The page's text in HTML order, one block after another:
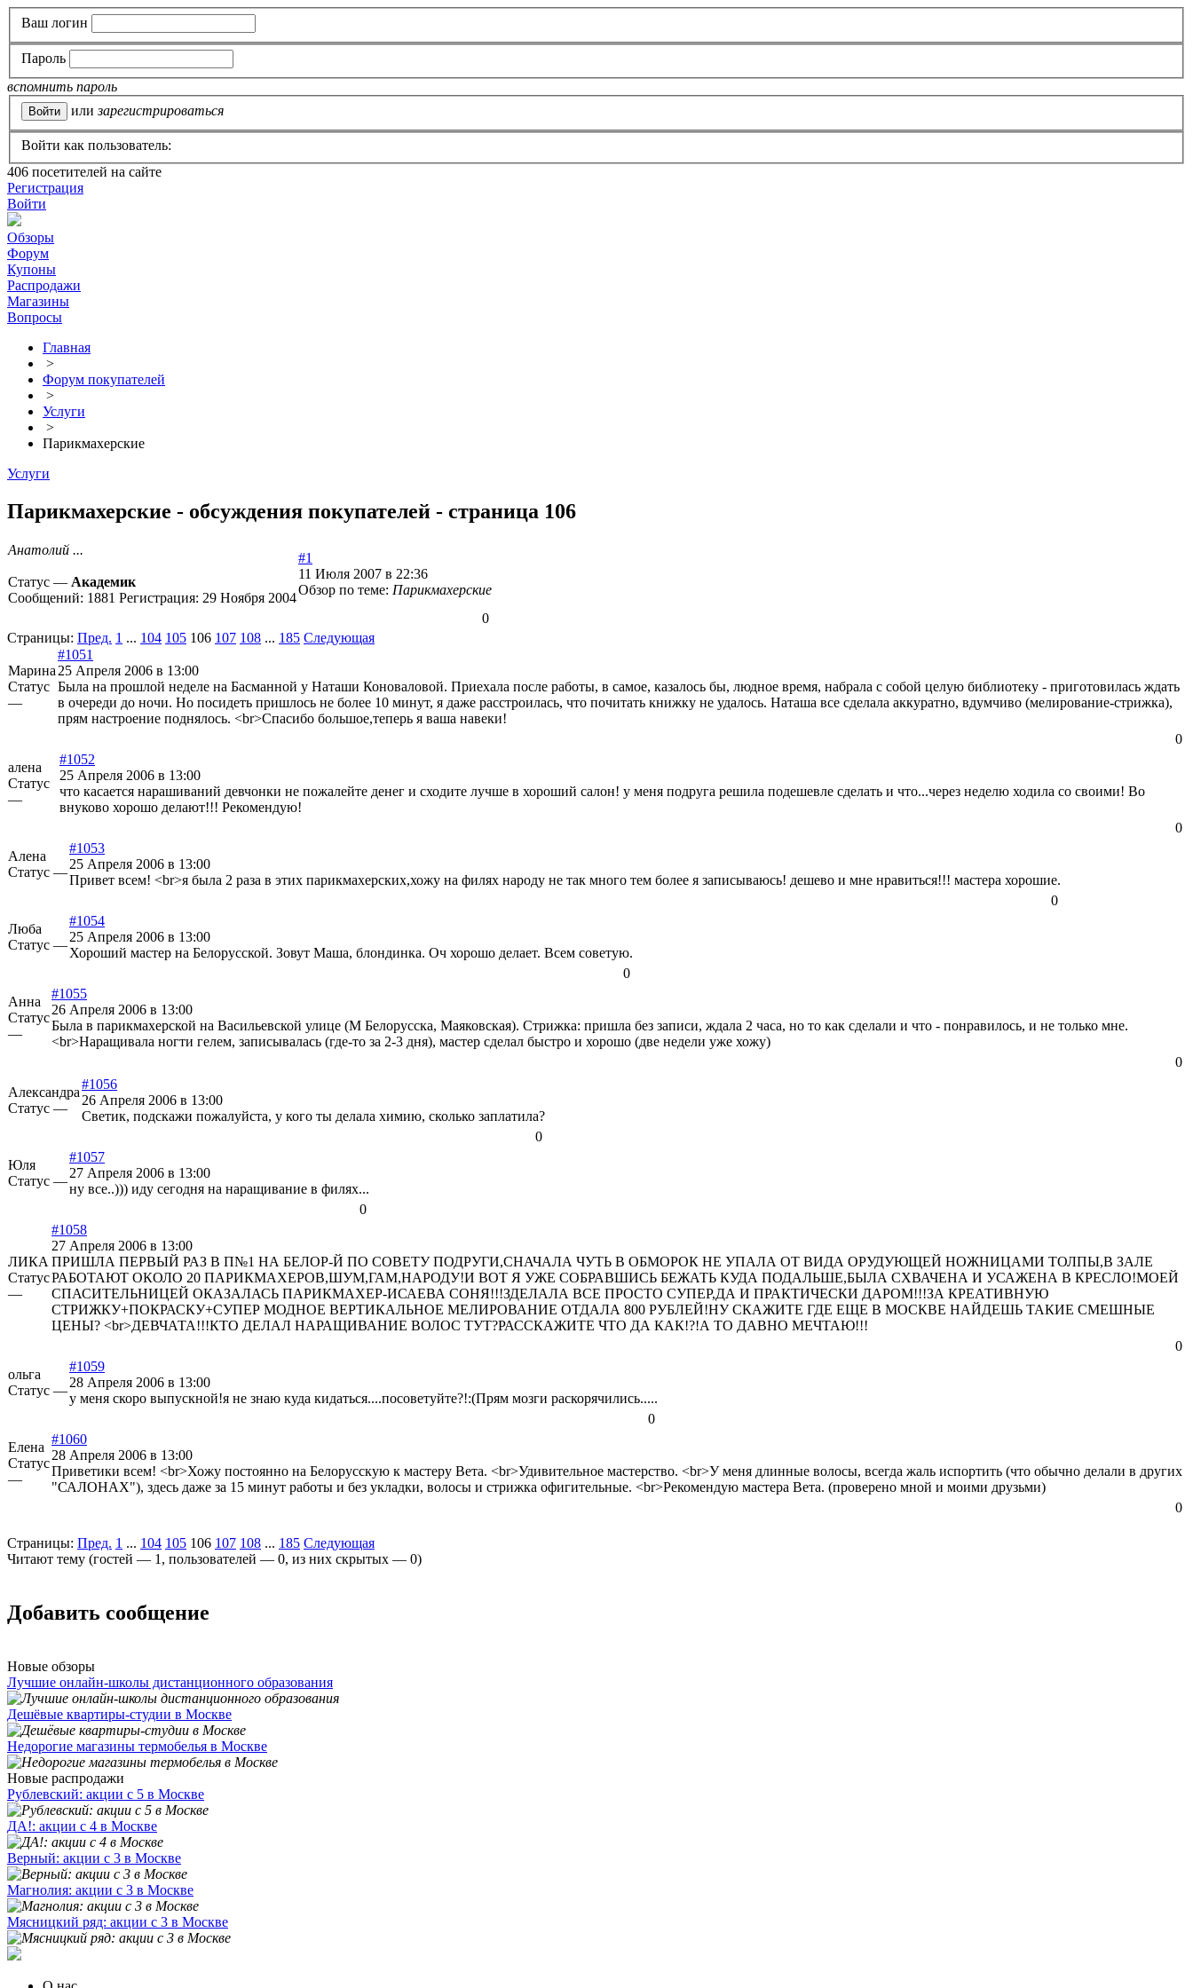
Ваш логин
Пароль
вспомнить пароль
или зарегистрироваться
Войти как пользователь:
406 посетителей на сайте
Регистрация
Войти
Обзоры
Форум
Купоны
Распродажи
Магазины
Вопросы
Главная
>
Форум покупателей
>
Услуги
>
Парикмахерские
Услуги
Парикмахерские - обсуждения покупателей - страница 106
Анатолий ...
Статус — Академик
Сообщений: 1881 Регистрация: 29 Ноября 2004
#1
11 Июля 2007 в 22:36
Обзор по теме: Парикмахерские
0
Страницы: Пред. 1 ... 104 105 106 107 108 ... 185 Следующая
Марина
Статус
—
#1051
25 Апреля 2006 в 13:00
Была на прошлой неделе на Басманной у Наташи Коноваловой. Приехала после работы, в самое, казалось бы, людное время, набрала с собой целую библиотеку - приготовилась ждать
в очереди до ночи. Но посидеть пришлось не более 10 минут, я даже расстроилась, что почитать книжку не удалось. Наташа все сделала аккуратно, вдумчиво (мелирование-стрижка),
прям настроение поднялось. <br>Спасибо большое,теперь я ваша навеки!
0
алена
Статус
—
#1052
25 Апреля 2006 в 13:00
что касается нарашиваний девчонки не пожалейте денег и сходите лучше в хороший салон! у меня подруга решила подешевле сделать и что...через неделю ходила со своими! Во
внуково хорошо делают!!! Рекомендую!
0
Алена
Статус —
#1053
25 Апреля 2006 в 13:00
Привет всем! <br>я была 2 раза в этих парикмахерских,хожу на филях народу не так много тем более я записываюсь! дешево и мне нравиться!!! мастера хорошие.
0
Люба
Статус —
#1054
25 Апреля 2006 в 13:00
Хороший мастер на Белорусской. Зовут Маша, блондинка. Оч хорошо делает. Всем советую.
0
Анна
Статус
—
#1055
26 Апреля 2006 в 13:00
Была в парикмахерской на Васильевской улице (М Белорусска, Маяковская). Стрижка: пришла без записи, ждала 2 часа, но то как сделали и что - понравилось, и не только мне.
<br>Наращивала ногти гелем, записывалась (где-то за 2-3 дня), мастер сделал быстро и хорошо (две недели уже хожу)
0
Александра
Статус —
#1056
26 Апреля 2006 в 13:00
Светик, подскажи пожалуйста, у кого ты делала химию, сколько заплатила?
0
Юля
Статус —
#1057
27 Апреля 2006 в 13:00
ну все..))) иду сегодня на наращивание в филях...
0
ЛИКА
Статус
—
#1058
27 Апреля 2006 в 13:00
ПРИШЛА ПЕРВЫЙ РАЗ В П№1 НА БЕЛОР-Й ПО СОВЕТУ ПОДРУГИ,СНАЧАЛА ЧУТЬ В ОБМОРОК НЕ УПАЛА ОТ ВИДА ОРУДУЮЩЕЙ НОЖНИЦАМИ ТОЛПЫ,В ЗАЛЕ
РАБОТАЮТ ОКОЛО 20 ПАРИКМАХЕРОВ,ШУМ,ГАМ,НАРОДУ!И ВОТ Я УЖЕ СОБРАВШИСЬ БЕЖАТЬ КУДА ПОДАЛЬШЕ,БЫЛА СХВАЧЕНА И УСАЖЕНА В КРЕСЛО!МОЕЙ
СПАСИТЕЛЬНИЦЕЙ ОКАЗАЛАСЬ ПАРИКМАХЕР-ИСАЕВА СОНЯ!!!ЗДЕЛАЛА ВСЕ ПРОСТО СУПЕР,ДА И ПРАКТИЧЕСКИ ДАРОМ!!!ЗА КРЕАТИВНУЮ
СТРИЖКУ+ПОКРАСКУ+СУПЕР МОДНОЕ ВЕРТИКАЛЬНОЕ МЕЛИРОВАНИЕ ОТДАЛА 800 РУБЛЕЙ!НУ СКАЖИТЕ ГДЕ ЕЩЕ В МОСКВЕ НАЙДЕШЬ ТАКИЕ СМЕШНЫЕ
ЦЕНЫ? <br>ДЕВЧАТА!!!КТО ДЕЛАЛ НАРАЩИВАНИЕ ВОЛОС ТУТ?РАССКАЖИТЕ ЧТО ДА КАК!?!А ТО ДАВНО МЕЧТАЮ!!!
0
ольга
Статус —
#1059
28 Апреля 2006 в 13:00
у меня скоро выпускной!я не знаю куда кидаться....посоветуйте?!:(Прям мозги раскорячились.....
0
Елена
Статус
—
#1060
28 Апреля 2006 в 13:00
Приветики всем! <br>Хожу постоянно на Белорусскую к мастеру Вета. <br>Удивительное мастерство. <br>У меня длинные волосы, всегда жаль испортить (что обычно делали в других
"САЛОНАХ"), здесь даже за 15 минут работы и без укладки, волосы и стрижка офигительные. <br>Рекомендую мастера Вета. (проверено мной и моими друзьми)
0
Страницы: Пред. 1 ... 104 105 106 107 108 ... 185 Следующая
Читают тему (гостей — 1 , пользователей — 0, из них скрытых — 0)
Добавить сообщение
Новые обзоры
Лучшие онлайн-школы дистанционного образования
Дешёвые квартиры-студии в Москве
Недорогие магазины термобелья в Москве
Новые распродажи
Рублевский: акции с 5 в Москве
ДА!: акции с 4 в Москве
Верный: акции с 3 в Москве
Магнолия: акции с 3 в Москве
Мясницкий ряд: акции с 3 в Москве